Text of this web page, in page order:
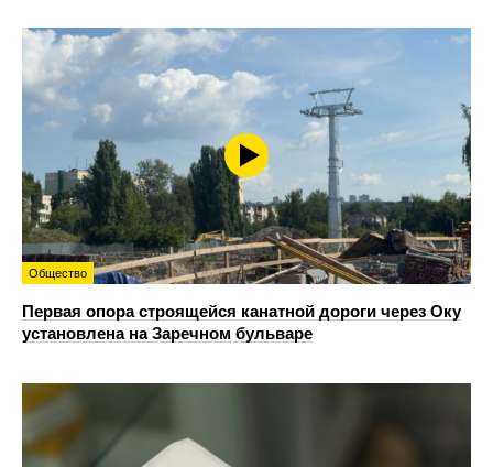
Общество
Первая опора строящейся канатной дороги через Оку
установлена на Заречном бульваре